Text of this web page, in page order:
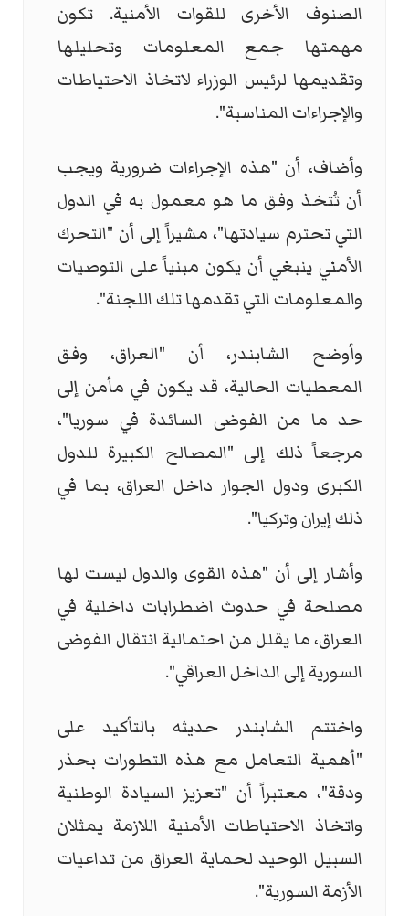
الصنوف الأخرى للقوات الأمنية. تكون
مهمتها جمع المعلومات وتحليلها
وتقديمها لرئيس الوزراء لاتخاذ الاحتياطات
والإجراءات المناسبة".
وأضاف، أن "هذه الإجراءات ضرورية ويجب
أن تُتخذ وفق ما هو معمول به في الدول
التي تحترم سيادتها"، مشيراً إلى أن "التحرك
الأمني ينبغي أن يكون مبنياً على التوصيات
والمعلومات التي تقدمها تلك اللجنة".
وأوضح الشابندر، أن "العراق، وفق
المعطيات الحالية، قد يكون في مأمن إلى
حد ما من الفوضى السائدة في سوريا"،
مرجعاً ذلك إلى "المصالح الكبيرة للدول
الكبرى ودول الجوار داخل العراق، بما في
ذلك إيران وتركيا".
وأشار إلى أن "هذه القوى والدول ليست لها
مصلحة في حدوث اضطرابات داخلية في
العراق، ما يقلل من احتمالية انتقال الفوضى
السورية إلى الداخل العراقي".
واختتم الشابندر حديثه بالتأكيد على
"أهمية التعامل مع هذه التطورات بحذر
ودقة"، معتبراً أن "تعزيز السيادة الوطنية
واتخاذ الاحتياطات الأمنية اللازمة يمثلان
السبيل الوحيد لحماية العراق من تداعيات
الأزمة السورية".